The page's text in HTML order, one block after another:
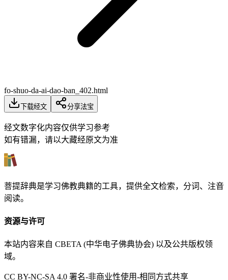
fo-shuo-da-ai-dao-ban_402.html
下载经文 分享法宝
经文数字化内容仅供学习参考
如有错漏，请以大藏经原文为准
菩提辞典是学习佛教典籍的工具，提供全文检索，分词、注音
阅读。
资源与许可
本站内容来自 CBETA (中华电子佛典协会) 以及公共版权领
域。
CC BY-NC-SA 4.0 署名-非商业性使用-相同方式共享